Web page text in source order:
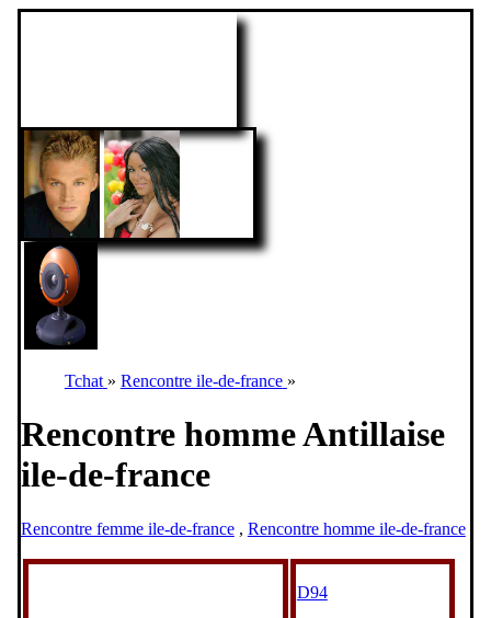
Tchat » Rencontre ile-de-france »
Rencontre homme Antillaise
ile-de-france
Rencontre femme ile-de-france, Rencontre homme ile-de-france
D94